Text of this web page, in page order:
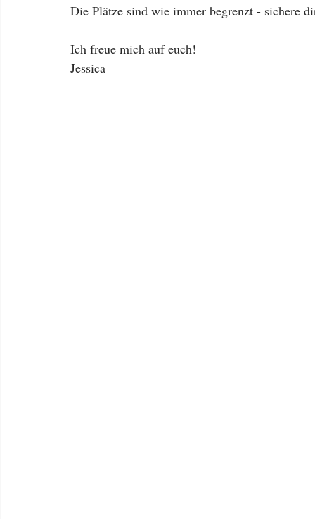
Die Plätze sind wie immer begrenzt - sichere
Ich freue mich auf euch!
Jessica